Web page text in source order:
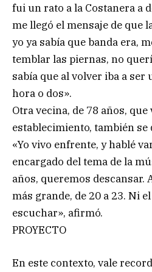
fui un rato a la Costanera a
me llegó el mensaje de que
yo ya sabía que banda era,
temblar las piernas, no
sabía que al volver iba a ser
hora o dos».
Otra vecina, de 78 años,
establecimiento, también
«Yo vivo enfrente, y hablé
encargado del tema de la
años, queremos descansar.
más grande, de 20 a 23. Ni
escuchar», afirmó.
PROYECTO
En este contexto, vale